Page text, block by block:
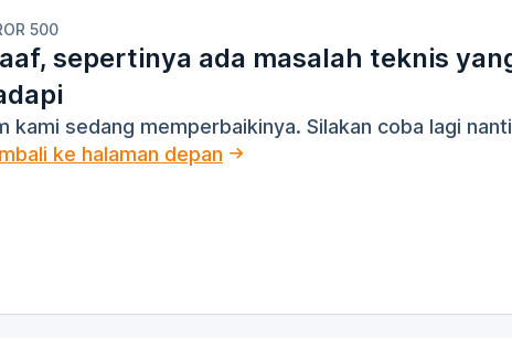
500
sepertinya ada masalah teknis
kami sedang memperbaikinya. Silakan coba lagi
ke halaman depan